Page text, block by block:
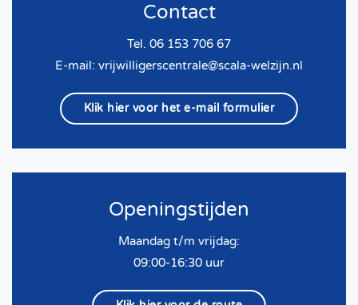
Contact
Tel. 06 153 706 67
E-mail: vrijwilligerscentrale@scala-welzijn.nl
Klik hier voor het e-mail formulier
Openingstijden
Maandag t/m vrijdag:
09:00-16:30 uur